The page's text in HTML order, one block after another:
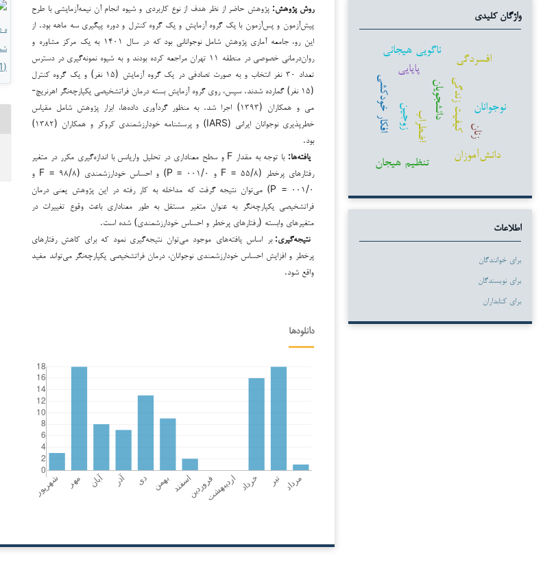
واژگان کلیدی
اضطراب
دانشجویانکیفیت زندگی نوجوانان
افسردگی
دانش‌آموزان
زنان
تنظیم هیجان
ناگویی هیجانی
زوجین افکار خودکشی
پایایی
اطلاعات
برای خوانندگان
برای نویسندگان
برای کتابداران
روش پژوهش: پژوهش حاضر از نظر هدف از نوع کاربردی و شیوه انجام آن نیمه‌آزمایشی با طرح
پیش‌آزمون و پس‌آزمون با یک گروه آزمایش و یک گروه کنترل و دوره پیگیری سه ماهه بود. از
این رو، جامعه آماری پژوهش شامل نوجوانانی بود که در سال ۱۴۰۱ به یک مرکز مشاوره و
روان‌درمانی خصوصی در منطقه ۱۱ تهران مراجعه کرده بودند و به شیوه نمونه‌گیری در دسترس
تعداد ۳۰ نفر انتخاب و به صورت تصادفی در یک گروه آزمایش (۱۵ نفر) و یک گروه کنترل
(۱۵ نفر) گمارده شدند. سپس، روی گروه آزمایش بسته درمان فراتشخیصی یکپارچه‌نگر اهرنریچ-
می و همکاران (۱۳۹۳) اجرا شد. به منظور گردآوری داده‌ها، ابزار پژوهش شامل مقیاس
خطرپذیری نوجوانان ایرانی (IARS) و پرسشنامه خودارزشمندی کروکر و همکاران (۱۳۸۲)
بود.
یافته‌ها:
با توجه به مقدار F و سطح معناداری در تحلیل واریانس با اندازه‌گیری مکرر در متغیر
رفتارهای پرخطر (۵۵/۸ = F و ۰۰۱/۰ = P) و احساس خودارزشمندی (۹۸/۸ = F و
۰۰۱/۰ = P) می‌توان نتیجه گرفت که مداخله به کار رفته در این پژوهش یعنی درمان
فراتشخیصی یکپارچه‌نگر به عنوان متغیر مستقل به طور معناداری باعث وقوع تغییرات در
متغیرهای وابسته (رفتارهای پرخطر و احساس خودارزشمندی) شده است.
نتیجه‌گیری: بر اساس یافته‌های موجود می‌توان نتیجه‌گیری نمود که برای کاهش رفتارهای
پرخطر و افزایش احساس خودارزشمندی نوجوانان، درمان فراتشخیصی یکپارچه‌نگر می‌تواند مفید
واقع شود.
دانلودها